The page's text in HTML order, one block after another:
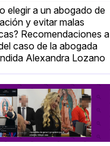
elegir a un abogado de
y evitar malas
Recomendaciones a
caso de la abogada
Alexandra Lozano